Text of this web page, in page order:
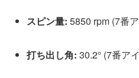
スピン量: 5850 rpm (7番ア
打ち出し角: 30.2° (7番アイ